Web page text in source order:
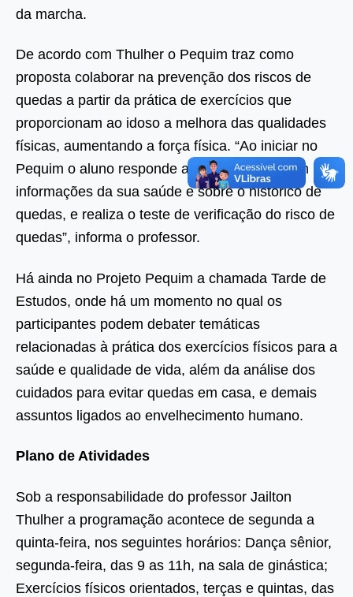
da marcha.
De acordo com Thulher o Pequim traz como
proposta colaborar na prevenção dos riscos de
quedas a partir da prática de exercícios que
proporcionam ao idoso a melhora das qualidades
físicas, aumentando a força física. “Ao iniciar no
Pequim o aluno responde ao questionário com
informações da sua saúde e sobre o histórico de
quedas, e realiza o teste de verificação do risco de
quedas”, informa o professor.
Há ainda no Projeto Pequim a chamada Tarde de
Estudos, onde há um momento no qual os
participantes podem debater temáticas
relacionadas à prática dos exercícios físicos para a
saúde e qualidade de vida, além da análise dos
cuidados para evitar quedas em casa, e demais
assuntos ligados ao envelhecimento humano.
Plano de Atividades
Sob a responsabilidade do professor Jailton
Thulher a programação acontece de segunda a
quinta-feira, nos seguintes horários: Dança sênior,
segunda-feira, das 9 as 11h, na sala de ginástica;
Exercícios físicos orientados, terças e quintas, das